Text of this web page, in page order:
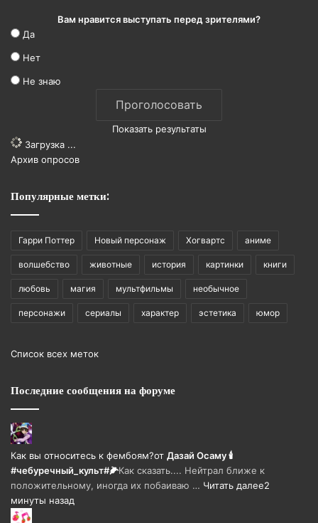
Вам нравится выступать перед зрителями?
Да
Нет
Не знаю
Показать результаты
Загрузка ...
Архив опросов
Популярные метки:
Гарри Поттер Новый персонаж Хогвартс аниме
волшебство животные история картинки книги
любовь магия мультфильмы необычное
персонажи сериалы характер эстетика юмор
Список всех меток
Последние сообщения на форуме
Как вы относитесь к фембоям?от Дазай Осаму 🕯
#чебуречный_культ#🌽Как сказать.... Нейтрал ближе к
положительному, иногда их побаиваю … Читать далее2
минуты назад